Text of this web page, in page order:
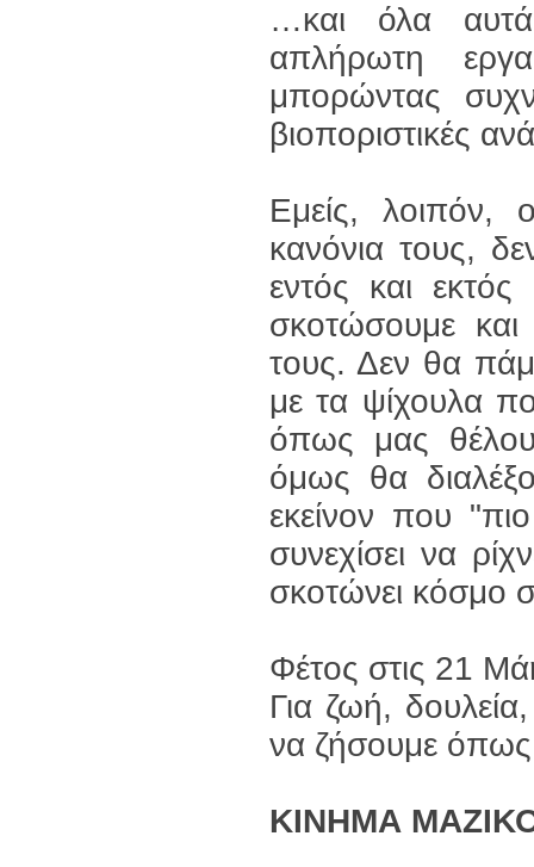
…και όλα
απλήρωτη
μπορώντας
βιοποριστικές
Εμείς, λοιπόν,
κανόνια τους,
εντός και
σκοτώσουμε
τους. Δεν θα
με τα ψίχουλα
όπως μας
όμως θα
εκείνον που
συνεχίσει να
σκοτώνει κόσμο
Φέτος στις 21
Για ζωή,
να ζήσουμε όπως
ΚΙΝΗΜΑ